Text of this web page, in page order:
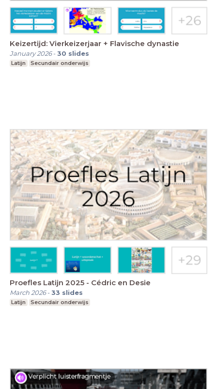
Keizertijd: Vierkeizerjaar + Flavische dynastie
January 2026-30 slides
Latijn Secundair onderwijs
Proefles Latijn 2025 - Cédric en Desie
March 2026-33 slides
Latijn Secundair onderwijs